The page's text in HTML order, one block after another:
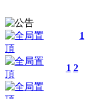
1
1 2